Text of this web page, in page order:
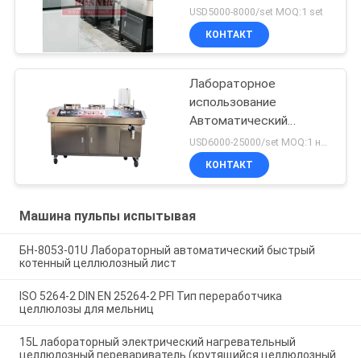
класса долины
USD5000-8000/set MOQ:1 set
КОНТАКТ
Лабораторное
использование
Автоматический
быстрый котен-лист
для бумажной
целлюлозы
USD6000-25000/set MOQ:1 набор
КОНТАКТ
Машина пульпы испытывая
БН-8053-01U Лабораторный автоматический быстрый
котенный целлюлозный лист
ISO 5264-2 DIN EN 25264-2 PFI Тип переработчика
целлюлозы для мельниц
15L лабораторный электрический нагревательный
целлюлозный перевариватель (крутящийся целлюлозный